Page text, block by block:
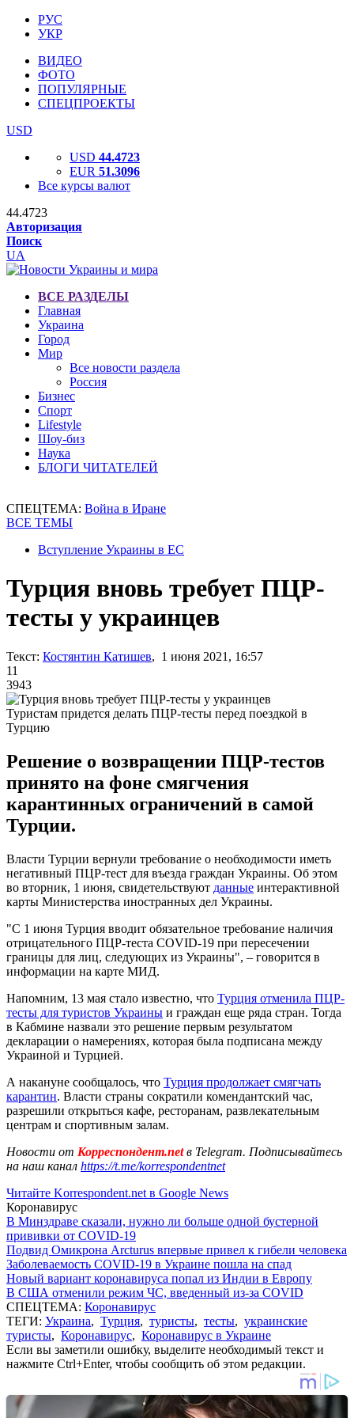
РУС
УКР
ВИДЕО
ФОТО
ПОПУЛЯРНЫЕ
СПЕЦПРОЕКТЫ
USD
USD 44.4723
EUR 51.3096
Все курсы валют
44.4723
Авторизация
Поиск
UA
ВСЕ РАЗДЕЛЫ
Главная
Украина
Город
Мир
Все новости раздела
Россия
Бизнес
Спорт
Lifestyle
Шоу-биз
Наука
БЛОГИ ЧИТАТЕЛЕЙ
СПЕЦТЕМА: Война в Иране
ВСЕ ТЕМЫ
Вступление Украины в ЕС
Турция вновь требует ПЦР-
тесты у украинцев
Текст: Костянтин Катишев, 1 июня 2021, 16:57
11
3943
Туристам придется делать ПЦР-тесты перед поездкой в
Турцию
Решение о возвращении ПЦР-тестов
принято на фоне смягчения
карантинных ограничений в самой
Турции.
Власти Турции вернули требование о необходимости иметь
негативный ПЦР-тест для въезда граждан Украины. Об этом
во вторник, 1 июня, свидетельствуют данные интерактивной
карты Министерства иностранных дел Украины.
"С 1 июня Турция вводит обязательное требование наличия
отрицательного ПЦР-теста COVID-19 при пересечении
границы для лиц, следующих из Украины", – говорится в
информации на карте МИД.
Напомним, 13 мая стало известно, что Турция отменила ПЦР-
тесты для туристов Украины и граждан еще ряда стран. Тогда
в Кабмине назвали это решение первым результатом
декларации о намерениях, которая была подписана между
Украиной и Турцией.
А накануне сообщалось, что Турция продолжает смягчать
карантин. Власти страны сократили комендантский час,
разрешили открыться кафе, ресторанам, развлекательным
центрам и спортивным залам.
Новости от Корреспондент.netв Telegram. Подписывайтесь
на наш канал https://t.me/korrespondentnet
Читайте Korrespondent.net в Google News
Коронавирус
В Минздраве сказали, нужно ли больше одной бустерной
прививки от COVID-19
Подвид Омикрона Arcturus впервые привел к гибели человека
Заболеваемость COVID-19 в Украине пошла на спад
Новый вариант коронавируса попал из Индии в Европу
В США отменили режим ЧС, введенный из-за COVID
СПЕЦТЕМА: Коронавирус
ТЕГИ: Украина, Турция, туристы, тесты, украинские
туристы, Коронавирус, Коронавирус в Украине
Если вы заметили ошибку, выделите необходимый текст и
нажмите Ctrl+Enter, чтобы сообщить об этом редакции.